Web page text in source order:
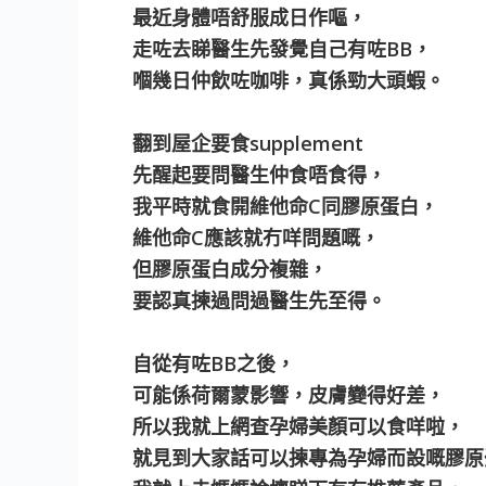
最近身體唔舒服成日作嘔，
走咗去睇醫生先發覺自己有咗BB，
嗰幾日仲飲咗咖啡，真係勁大頭蝦。
翻到屋企要食supplement
先醒起要問醫生仲食唔食得，
我平時就食開維他命C同膠原蛋白，
維他命C應該就冇咩問題嘅，
但膠原蛋白成分複雜，
要認真揀過問過醫生先至得。
自從有咗BB之後，
可能係荷爾蒙影響，皮膚變得好差，
所以我就上網查孕婦美顏可以食咩啦，
就見到大家話可以揀專為孕婦而設嘅膠